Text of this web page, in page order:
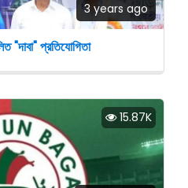
3 years ago
"দাবা" প্রতিযোগিতা
15.87K